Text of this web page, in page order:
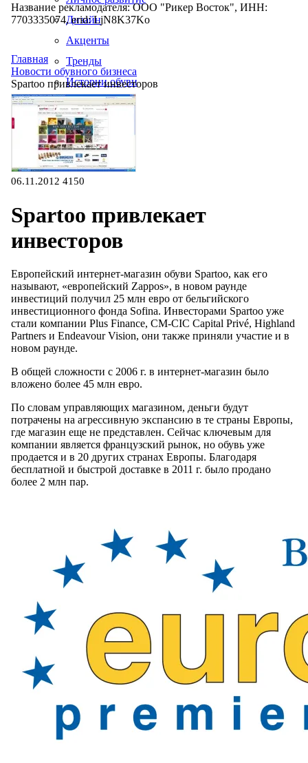
Дизайн
Акценты
Тренды
Истории обуви
Производство
Название рекламодателя: ООО "Рикер Восток", ИНН:
7703335074, erid: LjN8K37Ko
Главная
Новости обувного бизнеса
Spartoo привлекает инвесторов
06.11.2012 4150
Spartoo привлекает
инвесторов
Европейский интернет-магазин обуви Spartoo, как его
называют, «европейский Zappos», в новом раунде
инвестиций получил 25 млн евро от бельгийского
инвестиционного фонда Sofina. Инвесторами Spartoo уже
стали компании Plus Finance, CM-CIC Capital Privé, Highland
Partners и Endeavour Vision, они также приняли участие и в
новом раунде.
В общей сложности с 2006 г. в интернет-магазин было
вложено более 45 млн евро.
По словам управляющих магазином, деньги будут
потрачены на агрессивную экспансию в те страны Европы,
где магазин еще не представлен. Сейчас ключевым для
компании является французский рынок, но обувь уже
продается и в 20 других странах Европы. Благодаря
бесплатной и быстрой доставке в 2011 г. было продано
более 2 млн пар.